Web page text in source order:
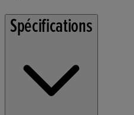
Spécifications